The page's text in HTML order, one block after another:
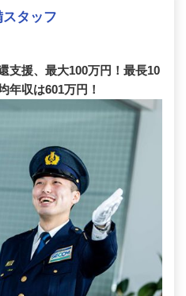
タッフ
支援、最大100万円！最長10
年収は601万円！